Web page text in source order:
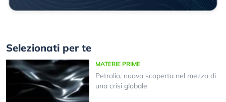
Selezionati per te
MATERIE PRIME
Petrolio, nuova scoperta nel mezzo di
una crisi globale